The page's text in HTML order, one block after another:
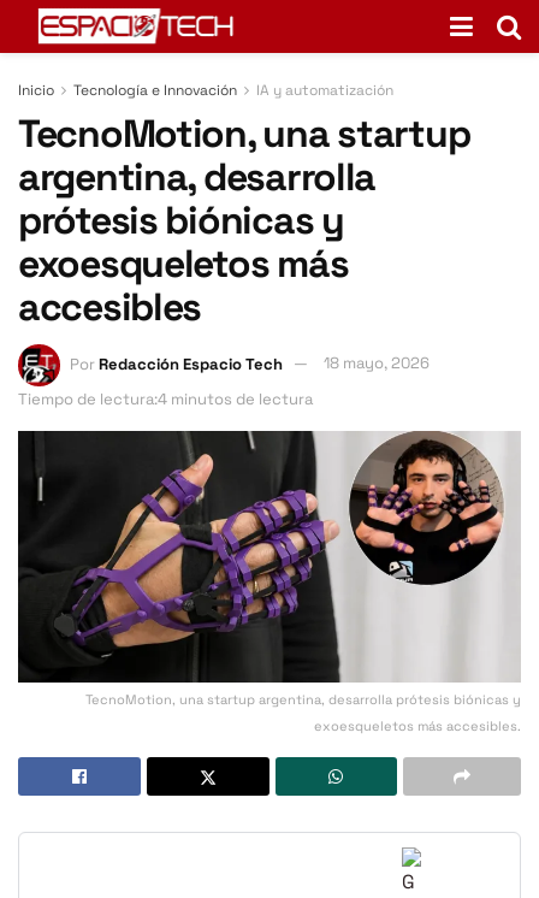
Inicio Tecnología e Innovación IA y automatización
TecnoMotion, una startup
argentina, desarrolla
prótesis biónicas y
exoesqueletos más
accesibles
PorRedacción Espacio Tech
18 mayo, 2026
Tiempo de lectura:4 minutos de lectura
TecnoMotion, una startup argentina, desarrolla prótesis biónicas y
exoesqueletos más accesibles.